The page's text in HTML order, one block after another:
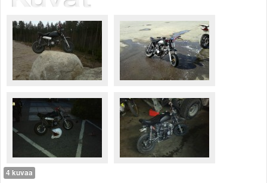
Säännöt ja ohjeet
Uudet ajoneuvot
Uudet kuvat
Uudet videot
Uudet kommentit
MYYDÄÄN
Ohjeet
Ajoneuvot
Osat
TIETOPANKKI
TAPAHTUMAT
MP15 kuvia
4 kuvaa